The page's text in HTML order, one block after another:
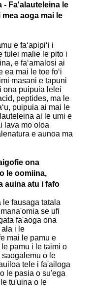
- Fa'alauteleina le
aoga mai le
e faʻapipiʻi i
tulei malie le pito i
e faʻamalosi ai
ea mai le toe foʻi
masani e tapuni
ona puipuia lelei
peptides, ma le
puipuia ai mai le
ai le umi e
lava mo oloa
e aunoa ma
ona
le oomiina,
auina atu i fafo
le fausaga tatala
se ufi
fa'aoga ona
ala i le
mai le pamu e
pamu i le taimi o
o le
tele i fa'ailoga
le pasia o su'ega
tu'uina o le